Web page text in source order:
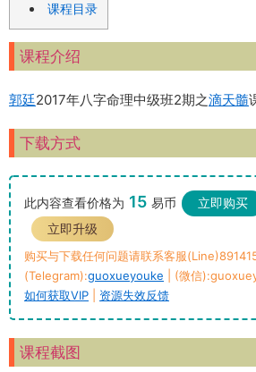
课程目录
课程介绍
郭廷2017年八字命理中级班2期之滴天髓
下载方式
此内容查看价格为 15 易币 立即购买
立即升级
购买与下载任何问题请联系客服
(Telegram):guoxueyouke | (微信
如何获取VIP
资源失效反馈
课程截图